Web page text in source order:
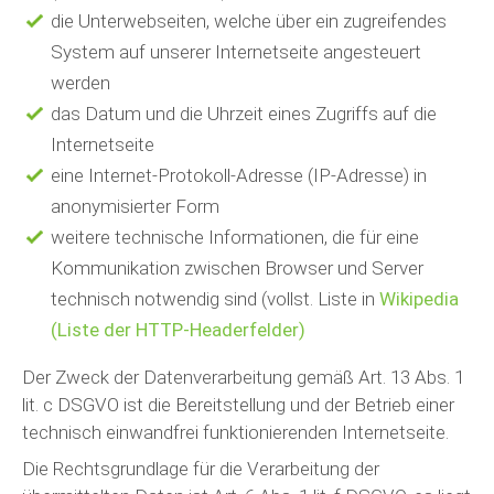
die Unterwebseiten, welche über ein zugreifendes
System auf unserer Internetseite angesteuert
werden
das Datum und die Uhrzeit eines Zugriffs auf die
Internetseite
eine Internet-Protokoll-Adresse (IP-Adresse) in
anonymisierter Form
weitere technische Informationen, die für eine
Kommunikation zwischen Browser und Server
technisch notwendig sind (vollst. Liste in Wikipedia
(Liste der HTTP-Headerfelder)
Der Zweck der Datenverarbeitung gemäß Art. 13 Abs. 1
lit. c DSGVO ist die Bereitstellung und der Betrieb einer
technisch einwandfrei funktionierenden Internetseite.
Die Rechtsgrundlage für die Verarbeitung der